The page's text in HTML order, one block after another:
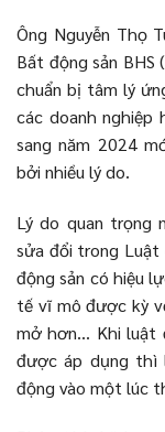
Ông Nguyễn Thọ
Bất động sản BHS
chuẩn bị tâm lý
các doanh nghiệp
sang năm 2024
bởi nhiều lý do.
Lý do quan trọng
sửa đổi trong
động sản có hiệu
tế vĩ mô được kỳ
mở hơn… Khi luật
được áp dụng thì
động vào một lúc